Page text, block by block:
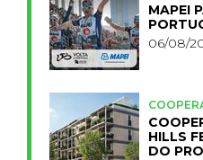
MAPEI
06/08/
HILLS
DO